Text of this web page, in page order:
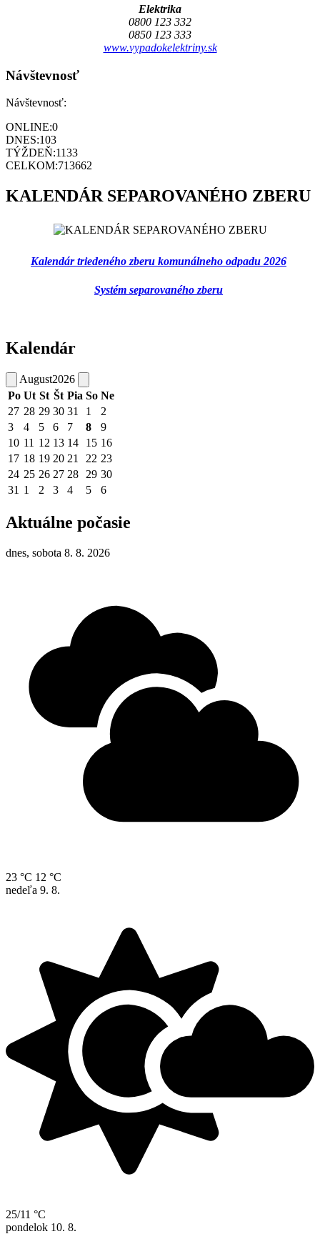
Elektrika
0800 123 332
0850 123 333
www.vypadokelektriny.sk
Návštevnosť
Návštevnosť:
ONLINE:0
DNES:103
TÝŽDEŇ:1133
CELKOM:713662
KALENDÁR SEPAROVANÉHO ZBERU
Kalendár triedeného zberu komunálneho odpadu 2026
Systém separovaného zberu
Kalendár
August2026
Po Ut St Št Pia So Ne
27 28 29 30 31 1
2
3
4 5 6 7 8
9
10 11 12 13 14 15 16
17 18 19 20 21 22 23
24 25 26 27 28 29 30
31 1 2 3 4 5 6
Aktuálne počasie
dnes, sobota 8. 8. 2026
23 °C 12 °C
nedeľa 9. 8.
25/11 °C
pondelok 10. 8.